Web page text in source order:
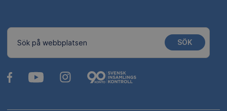
Sök på webbplatsen SÖK